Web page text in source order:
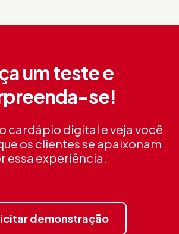
um teste e
se!
cardápio digital e veja você
os clientes se apaixonam
essa experiência.
demonstração